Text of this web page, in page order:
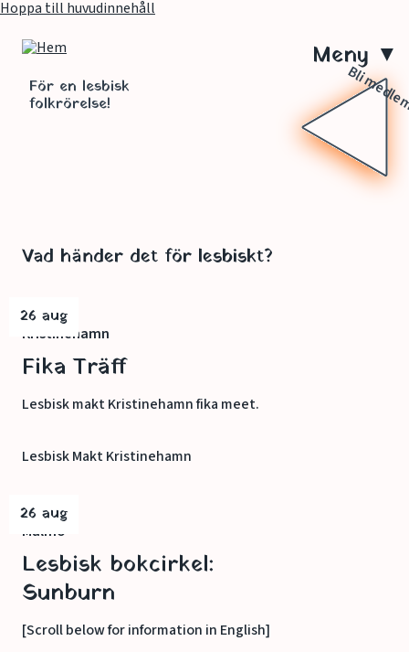
Hoppa till huvudinnehåll
För en lesbisk
folkrörelse! Bli
Vad händer det för lesbiskt?
26 aug
Kristinehamn
Fika Träff
Lesbisk makt Kristinehamn fika meet.
Lesbisk Makt Kristinehamn
26 aug
Malmö
Lesbisk bokcirkel:
Sunburn
[Scroll below for information in English]